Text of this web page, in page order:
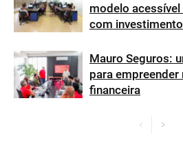
modelo
com
Mauro Seguros:
para
financeira